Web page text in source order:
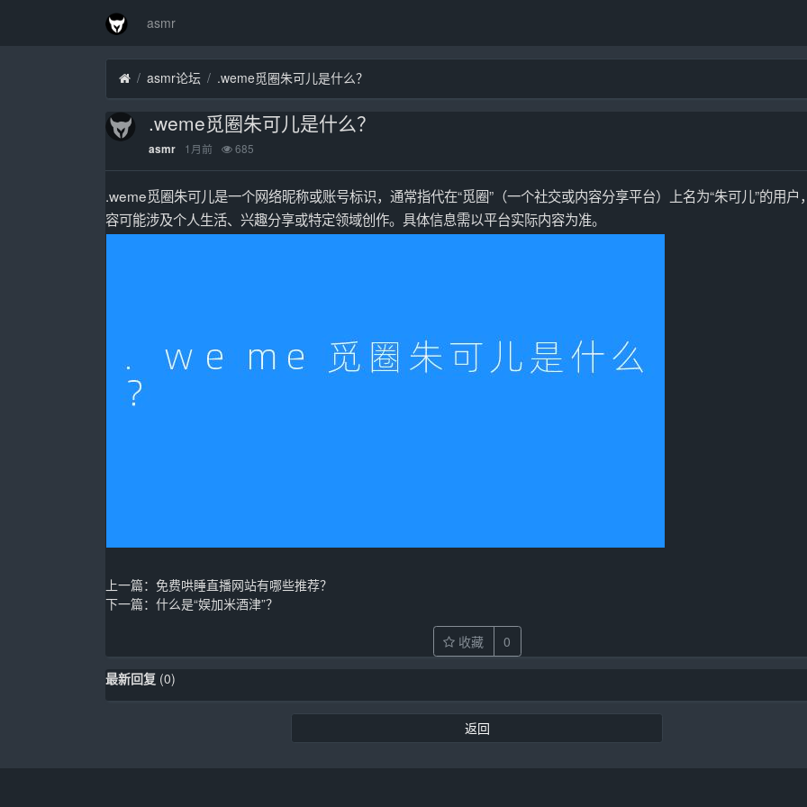
asmr
asmr论坛 .weme觅圈朱可儿是什么？
.weme觅圈朱可儿是什么？
asmr 1月前 685
.weme觅圈朱可儿是一个网络昵称或账号标识，通常指代在“觅圈”（一个社交或内容分享平台）上名为“朱可儿”的用户
容可能涉及个人生活、兴趣分享或特定领域创作。具体信息需以平台实际内容为准。
上一篇： 免费哄睡直播网站有哪些推荐？
下一篇： 什么是“娱加米酒津”？
收藏 0
最新回复 (0)
返回